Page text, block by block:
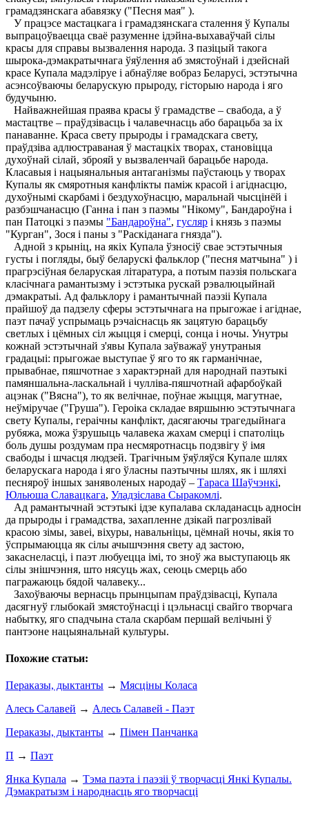
грамадзянскага абавязку ("Песня мая" ).
У працэсе мастацкага і грамадзянскага сталення ў Купалы
выпрацоўваецца сваё разуменне ідэйна-выхаваўчай сілы
красы для справы вызвалення народа. З пазіцый такога
шырока-дэмакратычнага ўяўлення аб змястоўнай і дзейснай
красе Купала мадэліруе і абнаўляе вобраз Беларусі, эстэтычна
асэнсоўваючы беларускую прыроду, гісторыю народа і яго
будучыню.
Найважнейшая праява красы ў грамадстве – свабода, а ў
мастацтве – праўдзівасць і чалавечнасць або барацьба за іх
панаванне. Краса свету прыроды і грамадскага свету,
праўдзіва адлюстраваная ў мастацкіх творах, становіцца
духоўнай сілай, зброяй у вызваленчай барацьбе народа.
Класавыя і нацыянальныя антаганізмы паўстаюць у творах
Купалы як смяротныя канфлікты паміж красой і агіднасцю,
духоўнымі скарбамі і бездухоўнасцю, маральнай чысцінёй і
разбэшчанасцю (Ганна і пан з паэмы "Нікому", Бандароўна і
пан Патоцкі з паэмы "Бандароўна", гусляр і князь з паэмы
"Курган", Зося і паны з "Раскіданага гнязда").
Адной з крыніц, на якіх Купала ўзносіў свае эстэтычныя
густы і погляды, быў беларускі фальклор ("песня матчына" ) і
прагрэсіўная беларуская літаратура, а потым паэзія польскага
класічнага рамантызму і эстэтыка рускай рэвалюцыйнай
дэмакратыі. Ад фальклору і рамантычнай паэзіі Купала
прайшоў да падзелу сферы эстэтычнага на прыгожае і агіднае,
паэт пачаў успрымаць рэчаіснасць як зацятую барацьбу
светлых і цёмных сіл жыцця і смерці, сонца і ночы. Унутры
кожнай эстэтычнай з'явы Купала заўважаў унутраныя
градацыі: прыгожае выступае ў яго то як гарманічнае,
прывабнае, пяшчотнае з характэрнай для народнай паэтыкі
памяншальна-ласкальнай і чулліва-пяшчотнай афарбоўкай
ацэнак ("Вясна"), то як велічнае, поўнае жыцця, магутнае,
неўміручае ("Груша"). Героіка складае вяршыню эстэтычнага
свету Купалы, гераічны канфлікт, дасягаючы трагедыйнага
рубяжа, можа ўзрушыць чалавека жахам смерці і спатоліць
боль душы роздумам пра несмяротнасць подзвігу ў імя
свабоды і шчасця людзей. Трагічным ўяўляўся Купале шлях
беларускага народа і яго ўласны паэтычны шлях, як і шляхі
песняроў іншых заняволеных народаў – Тараса Шаўчэнкі,
Юльюша Славацкага, Уладзіслава Сыракомлі.
Ад рамантычнай эстэтыкі ідзе купалава складанасць адносін
да прыроды і грамадства, захапленне дзікай пагрозлівай
красою зімы, завеі, віхуры, навальніцы, цёмнай ночы, якія то
ўспрымаюцца як сілы ачышчэння свету ад застою,
закаснеласці, і паэт любуецца імі, то зноў жа выступаюць як
сілы знішчэння, што нясуць жах, сеюць смерць або
пагражаюць бядой чалавеку...
Захоўваючы вернасць прынцыпам праўдзівасці, Купала
дасягнуў глыбокай змястоўнасці і цэльнасці свайго творчага
набытку, яго спадчына стала скарбам першай велічыні ў
пантэоне нацыянальнай культуры.
Похожие статьи:
Пераказы, дыктанты → Мясціны Коласа
Алесь Салавей → Алесь Салавей - Паэт
Пераказы, дыктанты → Пімен Панчанка
П → Паэт
Янка Купала → Тэма паэта і паэзіі ў творчасці Янкі Купалы.
Дэмакратызм і народнасць яго творчасці